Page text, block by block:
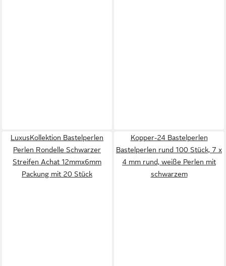
LuxusKollektion Bastelperlen
Perlen Rondelle Schwarzer
Streifen Achat 12mmx6mm
Packung mit 20 Stück
Kopper-24 Bastelperlen
Bastelperlen rund 100 Stück, 7 x
4 mm rund, weiße Perlen mit
schwarzem